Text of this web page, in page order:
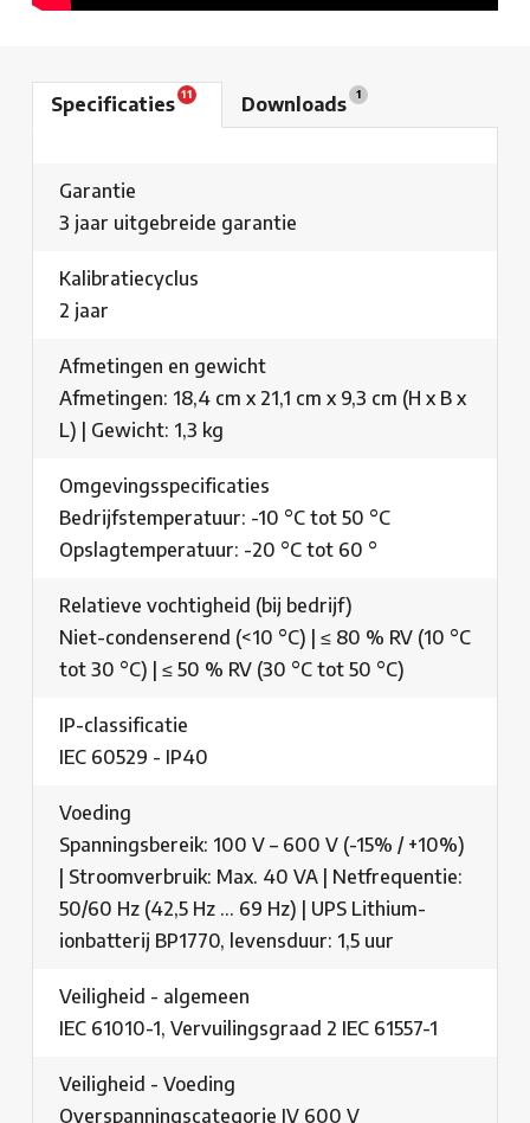
Specificaties11 Downloads 1
Garantie
3 jaar uitgebreide garantie
Kalibratiecyclus
2 jaar
Afmetingen en gewicht
Afmetingen: 18,4 cm x 21,1 cm x 9,3 cm (H x B x
L) | Gewicht: 1,3 kg
Omgevingsspecificaties
Bedrijfstemperatuur: -10 °C tot 50 °C
Opslagtemperatuur: -20 °C tot 60 °
Relatieve vochtigheid (bij bedrijf)
Niet-condenserend (<10 °C) | ≤ 80 % RV (10 °C
tot 30 °C) | ≤ 50 % RV (30 °C tot 50 °C)
IP-classificatie
IEC 60529 - IP40
Voeding
Spanningsbereik: 100 V – 600 V (-15% / +10%)
| Stroomverbruik: Max. 40 VA | Netfrequentie:
50/60 Hz (42,5 Hz … 69 Hz) | UPS Lithium-
ionbatterij BP1770, levensduur: 1,5 uur
Veiligheid - algemeen
IEC 61010-1, Vervuilingsgraad 2 IEC 61557-1
Veiligheid - Voeding
Overspanningscategorie IV 600 V